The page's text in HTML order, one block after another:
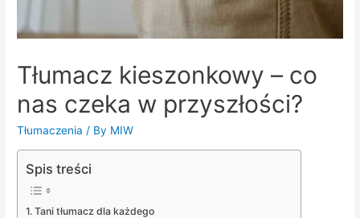
Tłumacz kieszonkowy – co
nas czeka w przyszłości?
Tłumaczenia / By MIW
Spis treści
Tani tłumacz dla każdego